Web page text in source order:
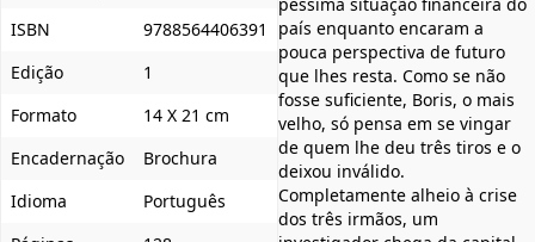
ISBN
9788564406391
Edição
1
Formato
14 X 21 cm
Encadernação
Brochura
Idioma
Português
péssima situação financeira do
país enquanto encaram a
pouca perspectiva de futuro
que lhes resta. Como se não
fosse suficiente, Boris, o mais
velho, só pensa em se vingar
de quem lhe deu três tiros e o
deixou inválido.
Completamente alheio à crise
dos três irmãos, um